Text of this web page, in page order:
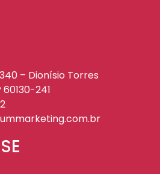
– Dionísio Torres
241